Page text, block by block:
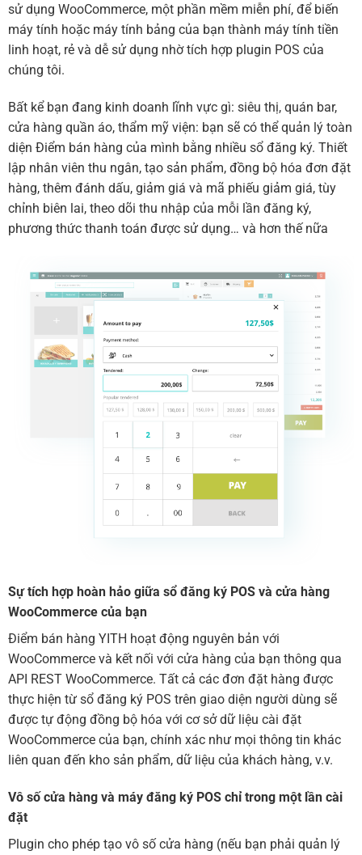
sử dụng WooCommerce, một phần mềm miễn phí, để biến
máy tính hoặc máy tính bảng của bạn thành máy tính tiền
linh hoạt, rẻ và dễ sử dụng nhờ tích hợp plugin POS của
chúng tôi.
Bất kể bạn đang kinh doanh lĩnh vực gì: siêu thị, quán bar,
cửa hàng quần áo, thẩm mỹ viện: bạn sẽ có thể quản lý toàn
diện Điểm bán hàng của mình bằng nhiều sổ đăng ký. Thiết
lập nhân viên thu ngân, tạo sản phẩm, đồng bộ hóa đơn đặt
hàng, thêm đánh dấu, giảm giá và mã phiếu giảm giá, tùy
chỉnh biên lai, theo dõi thu nhập của mỗi lần đăng ký,
phương thức thanh toán được sử dụng… và hơn thế nữa
Sự tích hợp hoàn hảo giữa sổ đăng ký POS và cửa hàng
WooCommerce của bạn
Điểm bán hàng YITH hoạt động nguyên bản với
WooCommerce và kết nối với cửa hàng của bạn thông qua
API REST WooCommerce. Tất cả các đơn đặt hàng được
thực hiện từ sổ đăng ký POS trên giao diện người dùng sẽ
được tự động đồng bộ hóa với cơ sở dữ liệu cài đặt
WooCommerce của bạn, chính xác như mọi thông tin khác
liên quan đến kho sản phẩm, dữ liệu của khách hàng, v.v.
Vô số cửa hàng và máy đăng ký POS chỉ trong một lần cài
đặt
Plugin cho phép tạo vô số cửa hàng (nếu bạn phải quản lý